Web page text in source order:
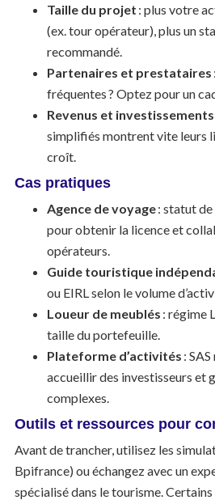
Taille du projet : plus votre
(ex. tour opérateur), plus un
recommandé.
Partenaires et prestataires
fréquentes ? Optez pour un
Revenus et
simplifiés montrent vite leurs
croît.
Cas pratiques
Agence de voyage: statut de
pour obtenir la licence et
opérateurs.
Guide touristique
ou EIRL selon le volume
Loueur de meublés : régime
taille du portefeuille.
Plateforme d’activités :
accueillir des investisseurs et
complexes.
Outils et ressources pour
Avant de trancher, utilisez les
Bpifrance) ou échangez avec un
spécialisé dans le tourisme.